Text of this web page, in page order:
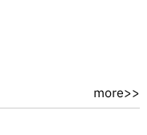
more>>